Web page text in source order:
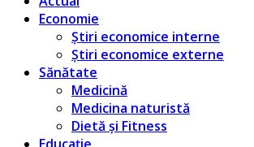
Economie
Știri economice interne
Știri economice externe
Sănătate
Medicină
Medicina naturistă
Dietă și Fitness